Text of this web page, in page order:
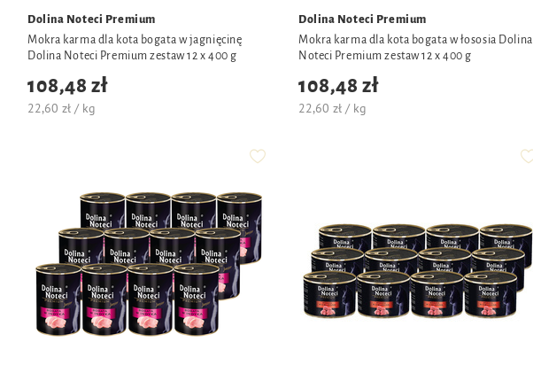
Dolina Noteci Premium
Mokra karma dla kota bogata w jagnięcinę
Dolina Noteci Premium zestaw 12 x 400 g
108,48 zł
22,60 zł / kg
Dolina Noteci Premium
Mokra karma dla kota bogata w łososia Dolina
Noteci Premium zestaw 12 x 400 g
108,48 zł
22,60 zł / kg